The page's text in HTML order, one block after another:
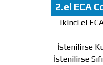
2.el ECA
ikinci el
İstenilirse
İstenilirse